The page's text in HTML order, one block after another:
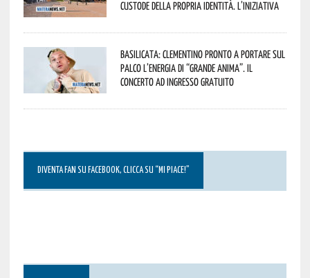
custode della propria identità. L’iniziativa
Basilicata: Clementino pronto a portare sul
palco l’energia di “Grande Anima”. Il
concerto ad ingresso gratuito
DIVENTA FAN SU FACEBOOK, CLICCA SU “MI PIACE!”